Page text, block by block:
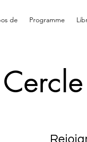
de Programme